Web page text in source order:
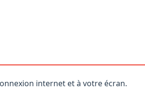
internet et à votre écran.